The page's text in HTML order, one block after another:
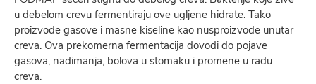
u debelom crevu fermentiraju ove ugljene hidrate. Tako
proizvode gasove i masne kiseline kao nusproizvode unutar
creva. Ova prekomerna fermentacija dovodi do pojave
gasova, nadimanja, bolova u stomaku i promene u radu
creva.